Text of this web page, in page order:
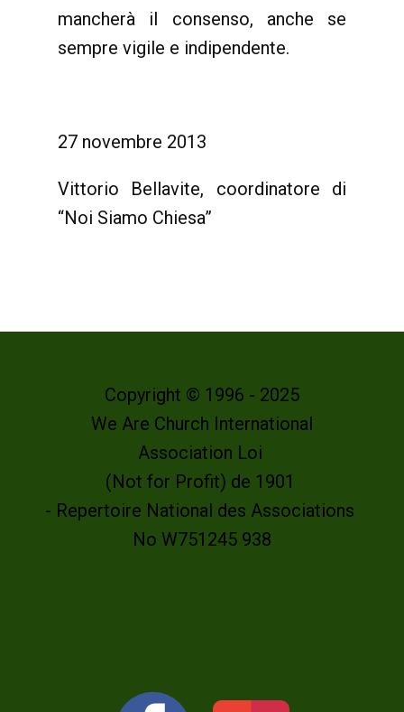
mancherà il consenso, anche se
sempre vigile e indipendente.
27 novembre 2013
Vittorio Bellavite, coordinatore di
“Noi Siamo Chiesa”
Copyright © 1996 - 2025
We Are Church International
Association Loi
(Not for Profit) de 1901
- Repertoire National des Associations
No W751245 938